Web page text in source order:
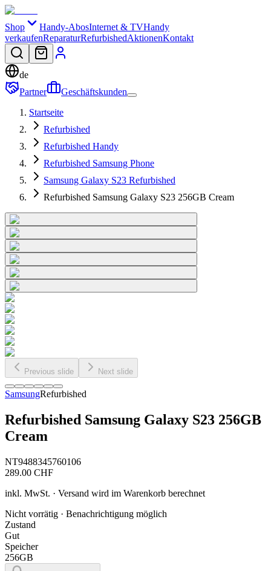
Shop Handy-AbosInternet & TVHandy
verkaufenReparaturRefurbishedAktionenKontakt
de
Partner
Geschäftskunden
Startseite
Refurbished
Refurbished Handy
Refurbished Samsung Phone
Samsung Galaxy S23 Refurbished
Refurbished Samsung Galaxy S23 256GB Cream
Previous slide Next slide
SamsungRefurbished
Refurbished Samsung Galaxy S23 256GB
Cream
NT9488345760106
289.00 CHF
inkl. MwSt. · Versand wird im Warenkorb berechnet
Nicht vorrätig · Benachrichtigung möglich
Zustand
Gut
Speicher
256GB